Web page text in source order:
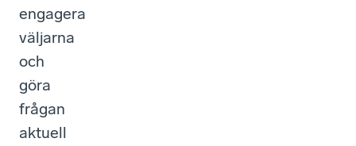
engagera
väljarna
och
göra
frågan
aktuell